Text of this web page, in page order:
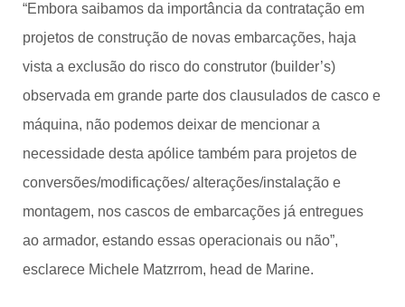
“Embora saibamos da importância da contratação em
projetos de construção de novas embarcações, haja
vista a exclusão do risco do construtor (builder’s)
observada em grande parte dos clausulados de casco e
máquina, não podemos deixar de mencionar a
necessidade desta apólice também para projetos de
conversões/modificações/ alterações/instalação e
montagem, nos cascos de embarcações já entregues
ao armador, estando essas operacionais ou não”,
esclarece Michele Matzrrom, head de Marine.